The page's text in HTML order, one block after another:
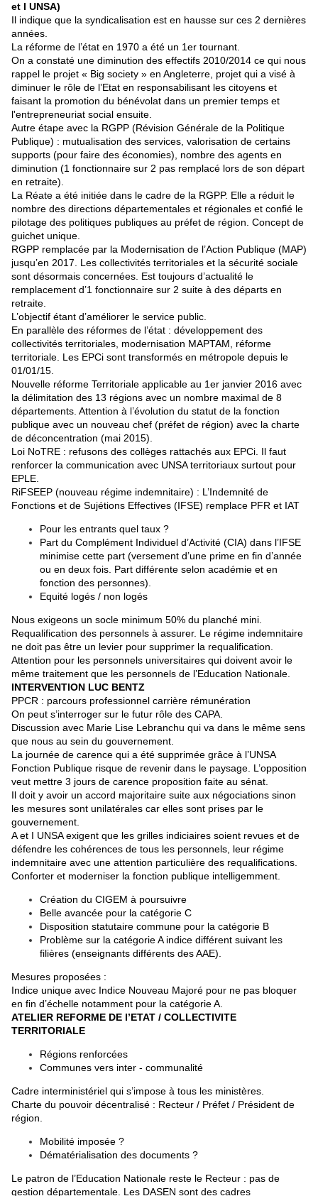
et I UNSA)
Il indique que la syndicalisation est en hausse sur ces 2 dernières
années.
La réforme de l’état en 1970 a été un 1er tournant.
On a constaté une diminution des effectifs 2010/2014 ce qui nous
rappel le projet « Big society » en Angleterre, projet qui a visé à
diminuer le rôle de l’Etat en responsabilisant les citoyens et
faisant la promotion du bénévolat dans un premier temps et
l'entrepreneuriat social ensuite.
Autre étape avec la RGPP (Révision Générale de la Politique
Publique) : mutualisation des services, valorisation de certains
supports (pour faire des économies), nombre des agents en
diminution (1 fonctionnaire sur 2 pas remplacé lors de son départ
en retraite).
La Réate a été initiée dans le cadre de la RGPP. Elle a réduit le
nombre des directions départementales et régionales et confié le
pilotage des politiques publiques au préfet de région. Concept de
guichet unique.
RGPP remplacée par la Modernisation de l’Action Publique (MAP)
jusqu’en 2017. Les collectivités territoriales et la sécurité sociale
sont désormais concernées. Est toujours d’actualité le
remplacement d’1 fonctionnaire sur 2 suite à des départs en
retraite.
L’objectif étant d’améliorer le service public.
En parallèle des réformes de l’état : développement des
collectivités territoriales, modernisation MAPTAM, réforme
territoriale. Les EPCi sont transformés en métropole depuis le
01/01/15.
Nouvelle réforme Territoriale applicable au 1er janvier 2016 avec
la délimitation des 13 régions avec un nombre maximal de 8
départements. Attention à l’évolution du statut de la fonction
publique avec un nouveau chef (préfet de région) avec la charte
de déconcentration (mai 2015).
Loi NoTRE : refusons des collèges rattachés aux EPCi. Il faut
renforcer la communication avec UNSA territoriaux surtout pour
EPLE.
RiFSEEP (nouveau régime indemnitaire) : L’Indemnité de
Fonctions et de Sujétions Effectives (IFSE) remplace PFR et IAT
Pour les entrants quel taux ?
Part du Complément Individuel d’Activité (CIA) dans l’IFSE
minimise cette part (versement d’une prime en fin d’année
ou en deux fois. Part différente selon académie et en
fonction des personnes).
Equité logés / non logés
Nous exigeons un socle minimum 50% du planché mini.
Requalification des personnels à assurer. Le régime indemnitaire
ne doit pas être un levier pour supprimer la requalification.
Attention pour les personnels universitaires qui doivent avoir le
même traitement que les personnels de l’Education Nationale.
INTERVENTION LUC BENTZ
PPCR : parcours professionnel carrière rémunération
On peut s’interroger sur le futur rôle des CAPA.
Discussion avec Marie Lise Lebranchu qui va dans le même sens
que nous au sein du gouvernement.
La journée de carence qui a été supprimée grâce à l’UNSA
Fonction Publique risque de revenir dans le paysage. L’opposition
veut mettre 3 jours de carence proposition faite au sénat.
Il doit y avoir un accord majoritaire suite aux négociations sinon
les mesures sont unilatérales car elles sont prises par le
gouvernement.
A et I UNSA exigent que les grilles indiciaires soient revues et de
défendre les cohérences de tous les personnels, leur régime
indemnitaire avec une attention particulière des requalifications.
Conforter et moderniser la fonction publique intelligemment.
Création du CIGEM à poursuivre
Belle avancée pour la catégorie C
Disposition statutaire commune pour la catégorie B
Problème sur la catégorie A indice différent suivant les
filières (enseignants différents des AAE).
Mesures proposées :
Indice unique avec Indice Nouveau Majoré pour ne pas bloquer
en fin d’échelle notamment pour la catégorie A.
ATELIER REFORME DE l’ETAT / COLLECTIVITE
TERRITORIALE
Régions renforcées
Communes vers inter - communalité
Cadre interministériel qui s’impose à tous les ministères.
Charte du pouvoir décentralisé : Recteur / Préfet / Président de
région.
Mobilité imposée ?
Dématérialisation des documents ?
Le patron de l’Education Nationale reste le Recteur : pas de
gestion départementale. Les DASEN sont des cadres